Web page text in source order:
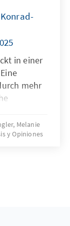
in einer
mehr
erheblich.
einer
Melanie
y Opiniones